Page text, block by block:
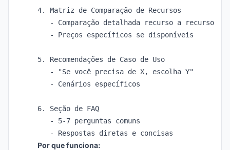
4. Matriz de Comparação de Recursos
   - Comparação detalhada recurso a recurso
   - Preços específicos se disponíveis
5. Recomendações de Caso de Uso
   - "Se você precisa de X, escolha Y"
   - Cenários específicos
6. Seção de FAQ
   - 5-7 perguntas comuns
Por que funciona: